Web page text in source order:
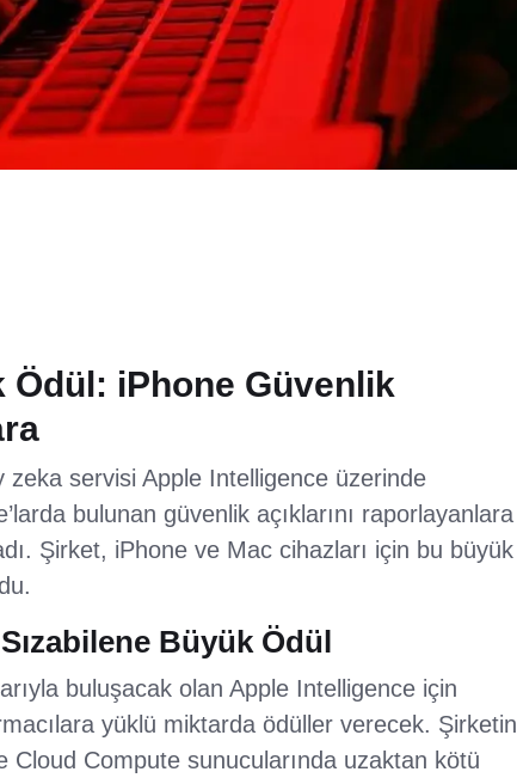
Ödül: iPhone Güvenlik
zeka servisi Apple Intelligence üzerinde
bulunan güvenlik açıklarını raporlayanlara
Şirket, iPhone ve Mac cihazları için bu büyük
Büyük Ödül
buluşacak olan Apple Intelligence için
yüklü miktarda ödüller verecek. Şirketin
Cloud Compute sunucularında uzaktan kötü